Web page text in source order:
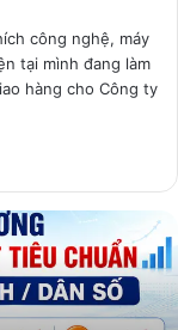
công nghệ, máy
tại mình đang làm
hàng cho Công ty